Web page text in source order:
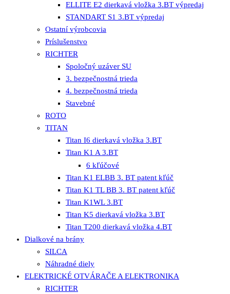
ELLITE E2 dierkavá vložka 3.BT výpredaj
STANDART S1 3.BT výpredaj
Ostatní výrobcovia
Príslušenstvo
RICHTER
Spoločný uzáver SU
3. bezpečnostná trieda
4. bezpečnostná trieda
Stavebné
ROTO
TITAN
Titan I6 dierkavá vložka 3.BT
Titan K1 A 3.BT
6 kľúčové
Titan K1 ELBB 3. BT patent kľúč
Titan K1 TL BB 3. BT patent kľúč
Titan K1WL 3.BT
Titan K5 dierkavá vložka 3.BT
Titan T200 dierkavá vložka 4.BT
Dialkové na brány
SILCA
Náhradné diely
ELEKTRICKÉ OTVÁRAČE A ELEKTRONIKA
RICHTER